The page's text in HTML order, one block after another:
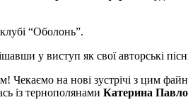
“Оболонь”.
у виступ як свої авторські
Чекаємо на нові зустрічі з цим
із тернополянами Катерина